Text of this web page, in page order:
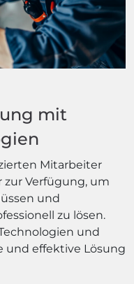
mit
Mitarbeiter
Verfügung, um
und
zu lösen.
und
und effektive Lösung